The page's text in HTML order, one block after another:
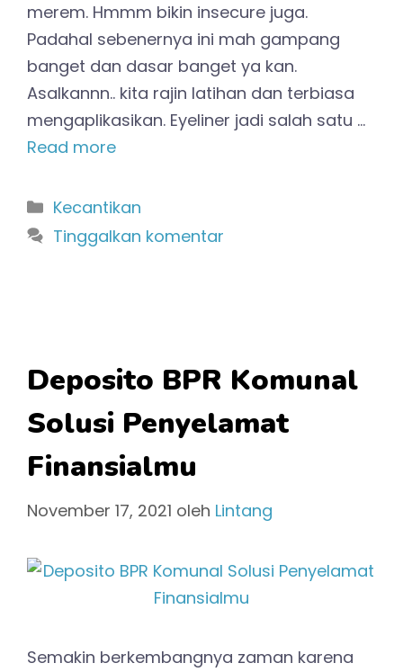
merem. Hmmm bikin insecure juga.
Padahal sebenernya ini mah gampang
banget dan dasar banget ya kan.
Asalkannn.. kita rajin latihan dan terbiasa
mengaplikasikan. Eyeliner jadi salah satu …
Read more
Kategori
Kecantikan
Tinggalkan komentar
Deposito BPR Komunal
Solusi Penyelamat
Finansialmu
November 17, 2021 oleh Lintang
Semakin berkembangnya zaman karena